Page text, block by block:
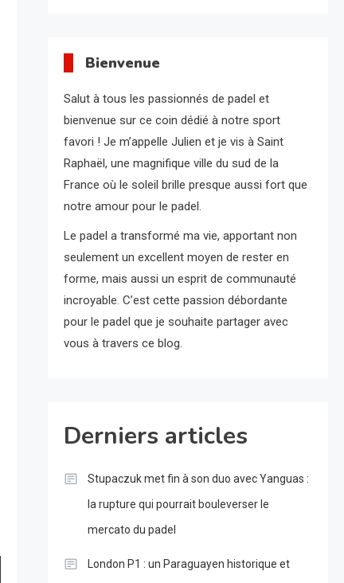
Bienvenue
Salut à tous les passionnés de padel et
bienvenue sur ce coin dédié à notre sport
favori ! Je m’appelle Julien et je vis à Saint
Raphaël, une magnifique ville du sud de la
France où le soleil brille presque aussi fort que
notre amour pour le padel.
Le padel a transformé ma vie, apportant non
seulement un excellent moyen de rester en
forme, mais aussi un esprit de communauté
incroyable. C’est cette passion débordante
pour le padel que je souhaite partager avec
vous à travers ce blog.
Derniers articles
Stupaczuk met fin à son duo avec Yanguas :
la rupture qui pourrait bouleverser le
mercato du padel
London P1 : un Paraguayen historique et